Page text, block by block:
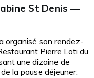
St Denis —
organisé son rendez-
Pierre Loti du
une dizaine de
la pause déjeuner.